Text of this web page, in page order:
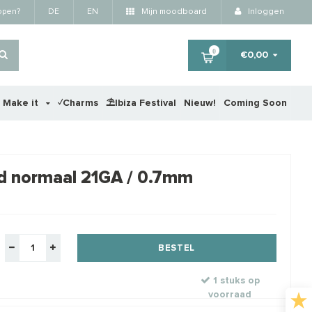
DE EN Mijn moodboard Inloggen
0 €0,00
Make it ✓Charms ⛱️Ibiza Festival Nieuw! Coming Soon
normaal 21GA / 0.7mm
BESTEL
1 stuks op
voorraad